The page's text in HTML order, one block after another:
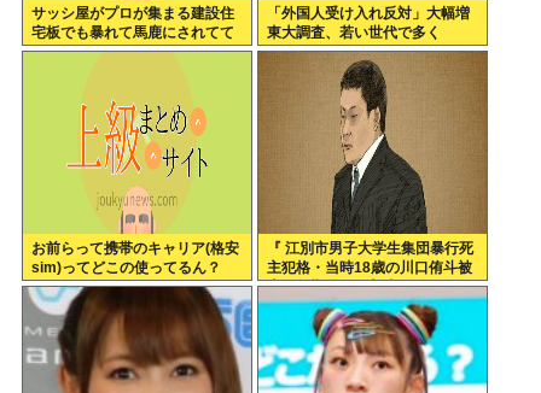
サッシ屋がプロが集まる建設住
宅板でも暴れて馬鹿にされてて
ワロタw
「外国人受け入れ反対」大幅増
東大調査、若い世代で多く
お前らって携帯のキャリア(格安
sim)ってどこの使ってるん？
『 江別市男子大学生集団暴行死
主犯格・当時18歳の川口侑斗被
告に無期懲役の判決』 昨日この
スレ立ってた？